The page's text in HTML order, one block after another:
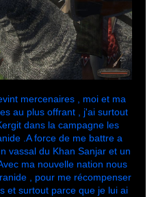
mercenaires , moi et ma
au plus offrant , j'ai surtout
dans la campagne les
.A force de me battre a
vassal du Khan Sanjar et un
ma nouvelle nation nous
, pour me récompenser
et surtout parce que je lui ai